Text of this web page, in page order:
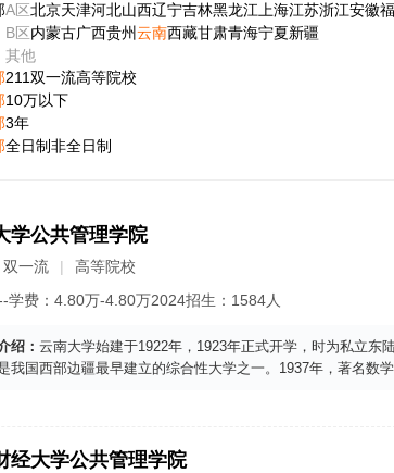
A区北京天津河北山西辽宁吉林黑龙江 上海江苏浙江安徽
B区内蒙古广西贵州云南西藏甘肃青海宁夏新疆
其他
211双一流高等院校
10万以下
3年
全日制非全日制
学公共管理学院
双一流
高等院校
学费： 4.80万-4.80万2024招生： 1584人
绍： 云南大学始建于1922年，1923年正式开学，时为私立东
我国西部边疆最早建立的综合性大学之一。1937年，著名数
经大学公共管理学院